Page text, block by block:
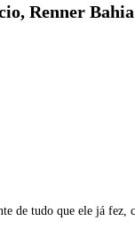
Renner Bahia
de tudo que ele já fez,